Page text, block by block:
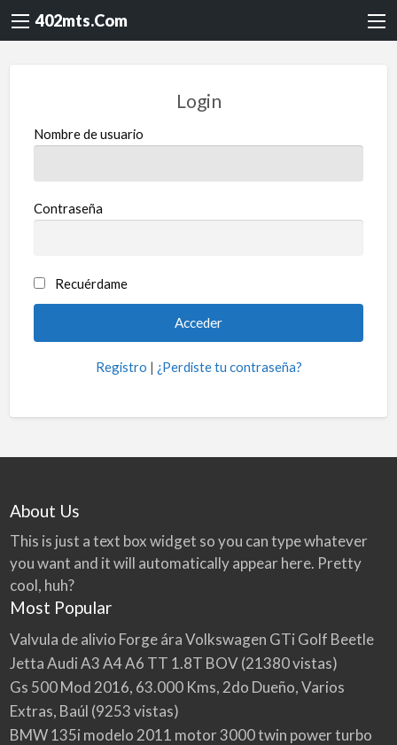
402mts.Com
Login
Nombre de usuario
Contraseña
Recuérdame
Registro | ¿Perdiste tu contraseña?
About Us
This is just a text box widget so you can type whatever
you want and it will automatically appear here. Pretty
cool, huh?
Most Popular
Valvula de alivio Forge ára Volkswagen GTi Golf Beetle
Jetta Audi A3 A4 A6 TT 1.8T BOV(21380 vistas)
Gs 500 Mod 2016, 63.000 Kms, 2do Dueño, Varios
Extras, Baúl (9253 vistas)
BMW 135i modelo 2011 motor 3000 twin power turbo